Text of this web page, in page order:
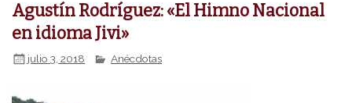
Agustín Rodríguez: «El Himno Nacional
en idioma Jivi»
julio 3, 2018 Anécdotas